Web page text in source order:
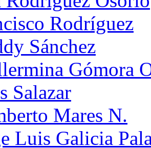
Rodríguez
Sánchez
Gómora
Salazar
Mares N.
Luis Galicia